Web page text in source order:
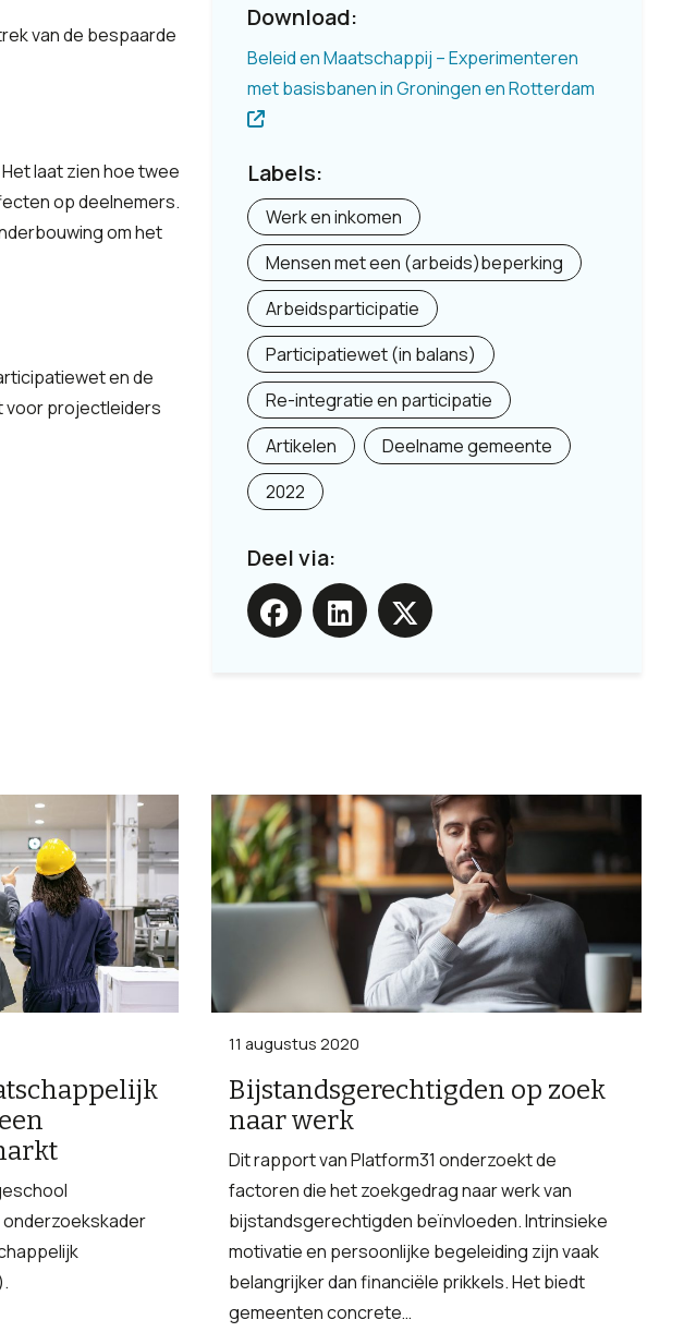
van de bespaarde
laat zien hoe twee
op deelnemers.
om het
en de
voor projectleiders
Download:
Beleid en Maatschappij – Experimenteren
met basisbanen in Groningen en Rotterdam
Labels:
Werk en inkomen
Mensen met een (arbeids)beperking
Arbeidsparticipatie
Participatiewet (in balans)
Re-integratie en participatie
Artikelen
Deelname gemeente
2022
Deel via:
Bijstandsgerechtigden op zoek
naar werk
11 augustus 2020
Dit rapport van Platform31 onderzoekt de
factoren die het zoekgedrag naar werk van
bijstandsgerechtigden beïnvloeden. Intrinsieke
motivatie en persoonlijke begeleiding zijn vaak
belangrijker dan financiële prikkels. Het biedt
gemeenten concrete…